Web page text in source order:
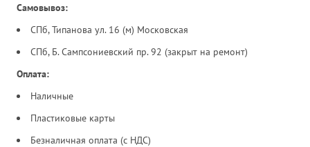
Самовывоз:
СПб, Типанова ул. 16 (м) Московская
СПб, Б. Сампсониевский пр. 92 (закрыт на ремонт)
Оплата:
Наличные
Пластиковые карты
Безналичная оплата (с НДС)